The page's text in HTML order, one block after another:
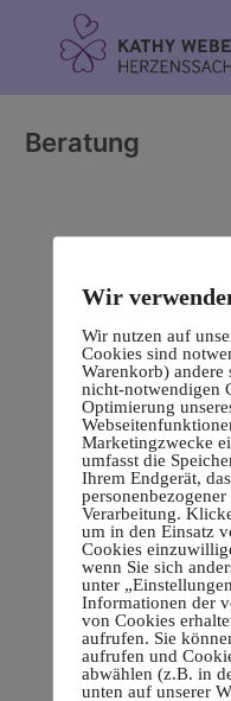
Beratung
Wir
Wir nutzen auf
Cookies sind
Warenkorb)
nicht-notwendigen
Optimierung
Marketingzwecke
umfasst die
Ihrem Endgerät,
Verarbeitung.
um in den Einsatz
Cookies
wenn Sie sich
unter
Informationen der
von Cookies
aufrufen. Sie
aufrufen und
abwählen (z.B. in
unten auf unserer